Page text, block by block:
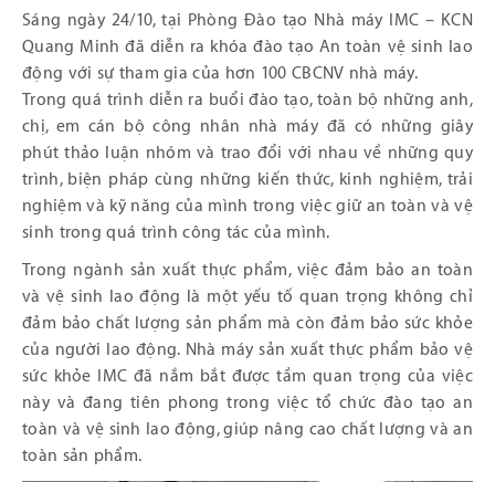
Sáng ngày 24/10, tại Phòng Đào tạo Nhà máy IMC – KCN
Quang Minh đã diễn ra khóa đào tạo An toàn vệ sinh lao
động với sự tham gia của hơn 100 CBCNV nhà máy.
Trong quá trình diễn ra buổi đào tạo, toàn bộ những anh,
chị, em cán bộ công nhân nhà máy đã có những giây
phút thảo luận nhóm và trao đổi với nhau về những quy
trình, biện pháp cùng những kiến thức, kinh nghiệm, trải
nghiệm và kỹ năng của mình trong việc giữ an toàn và vệ
sinh trong quá trình công tác của mình.
Trong ngành sản xuất thực phẩm, việc đảm bảo an toàn
và vệ sinh lao động là một yếu tố quan trọng không chỉ
đảm bảo chất lượng sản phẩm mà còn đảm bảo sức khỏe
của người lao động. Nhà máy sản xuất thực phẩm bảo vệ
sức khỏe IMC đã nắm bắt được tầm quan trọng của việc
này và đang tiên phong trong việc tổ chức đào tạo an
toàn và vệ sinh lao động, giúp nâng cao chất lượng và an
toàn sản phẩm.